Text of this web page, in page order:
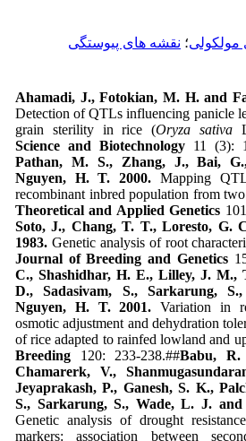
مولکولی؛ نقشه های پیوستگی
Ahamadi, J., Fotokian, M. H. and
Detection of QTLs influencing panicle
grain sterility in rice (Oryza sativa
Science and Biotechnology 11 (3):
Pathan, M. S., Zhang, J., Bai,
Nguyen, H. T. 2000. Mapping
recombinant inbred population from
Theoretical and Applied Genetics
Soto, J., Chang, T. T., Loresto, G.
1983. Genetic analysis of root
Journal of Breeding and Genetics
C., Shashidhar, H. E., Lilley, J. M.,
D., Sadasivam, S., Sarkarung,
Nguyen, H. T. 2001. Variation in
osmotic adjustment and dehydration
of rice adapted to rainfed lowland and
Breeding 120: 233-238.##Babu,
Chamarerk, V.,
Jeyaprakash, P., Ganesh, S. K.,
S., Sarkarung, S., Wade, L. J.
Genetic analysis of drought
markers: association between